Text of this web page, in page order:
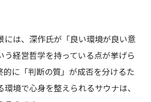
には、深作氏が「良い環境が良い意
う経営哲学を持っている点が挙げら
的に「判断の質」が成否を分けるた
境で心身を整えられるサウナは、